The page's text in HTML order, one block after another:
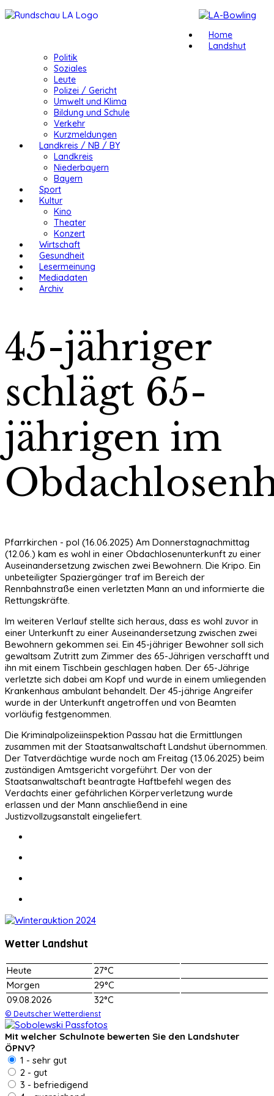
Home
Landshut
Politik
Soziales
Leute
Polizei / Gericht
Umwelt und Klima
Bildung und Schule
Verkehr
Kurzmeldungen
Landkreis / NB / BY
Landkreis
Niederbayern
Bayern
Sport
Kultur
Kino
Theater
Konzert
Wirtschaft
Gesundheit
Lesermeinung
Mediadaten
Archiv
45-jähriger
schlägt 65-
jährigen im
Pfarrkirchen - pol (16.06.2025) Am Donnerstagnachmittag
(12.06.) kam es wohl in einer Obdachlosenunterkunft zu einer
Auseinandersetzung zwischen zwei Bewohnern. Die Kripo. Ein
unbeteiligter Spaziergänger traf im Bereich der
Rennbahnstraße einen verletzten Mann an und informierte die
Rettungskräfte.
Im weiteren Verlauf stellte sich heraus, dass es wohl zuvor in
einer Unterkunft zu einer Auseinandersetzung zwischen zwei
Bewohnern gekommen sei. Ein 45-jähriger Bewohner soll sich
gewaltsam Zutritt zum Zimmer des 65-Jährigen verschafft und
ihn mit einem Tischbein geschlagen haben. Der 65-Jährige
verletzte sich dabei am Kopf und wurde in einem umliegenden
Krankenhaus ambulant behandelt. Der 45-jährige Angreifer
wurde in der Unterkunft angetroffen und von Beamten
vorläufig festgenommen.
Die Kriminalpolizeiinspektion Passau hat die Ermittlungen
zusammen mit der Staatsanwaltschaft Landshut übernommen.
Der Tatverdächtige wurde noch am Freitag (13.06.2025) beim
zuständigen Amtsgericht vorgeführt. Der von der
Staatsanwaltschaft beantragte Haftbefehl wegen des
Verdachts einer gefährlichen Körperverletzung wurde
erlassen und der Mann anschließend in eine
Justizvollzugsanstalt eingeliefert.
Wetter Landshut
Heute
27°C
Morgen
29°C
09.08.2026
32°C
© Deutscher Wetterdienst
Mit welcher Schulnote bewerten Sie den Landshuter
ÖPNV?
1 - sehr gut
2 - gut
3 - befriedigend